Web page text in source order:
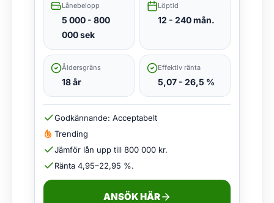
Lånebelopp
5 000 - 800
000 sek
Löptid
12 - 240 mån.
Åldersgräns
18 år
Effektiv ränta
5,07 - 26,5 %
Godkännande: Acceptabelt
Trending
Jämför lån upp till 800 000 kr.
Ränta 4,95–22,95 %.
ANSÖK HÄR